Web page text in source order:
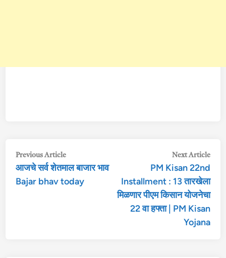
Post
navigation
Previous ArticlePrevious
article:
आजचे सर्व शेतमाल बाजार भाव
Bajar bhav today
Next Article
PM Kisan 22nd
Installment : 13 तारखेला
मिळणार पीएम किसान योजनेचा
22 वा हफ्ता | PM Kisan
Yojana